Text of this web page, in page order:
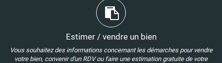
Estimer / vendre un bien
Vous souhaitez des informations concernant les démarches pour vendre
votre bien, convenir d'un RDV ou faire une estimation gratuite de votre